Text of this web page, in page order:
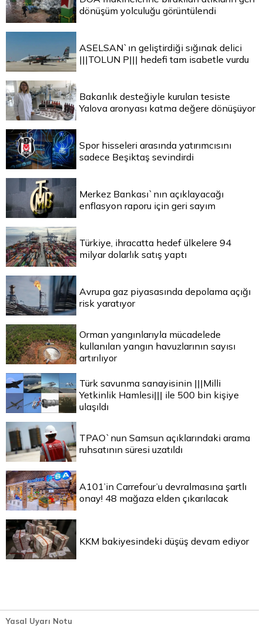
dönüşüm yolculuğu görüntülendi
ASELSAN`ın geliştirdiği sığınak delici
|||TOLUN P||| hedefi tam isabetle vurdu
Bakanlık desteğiyle kurulan tesiste
Yalova aronyası katma değere dönüşüyor
Spor hisseleri arasında yatırımcısını
sadece Beşiktaş sevindirdi
Merkez Bankası`nın açıklayacağı
enflasyon raporu için geri sayım
Türkiye, ihracatta hedef ülkelere 94
milyar dolarlık satış yaptı
Avrupa gaz piyasasında depolama açığı
risk yaratıyor
Orman yangınlarıyla mücadelede
kullanılan yangın havuzlarının sayısı
artırılıyor
Türk savunma sanayisinin |||Milli
Yetkinlik Hamlesi||| ile 500 bin kişiye
ulaşıldı
TPAO`nun Samsun açıklarındaki arama
ruhsatının süresi uzatıldı
A101’in Carrefour’u devralmasına şartlı
onay! 48 mağaza elden çıkarılacak
KKM bakiyesindeki düşüş devam ediyor
Yasal Uyarı Notu